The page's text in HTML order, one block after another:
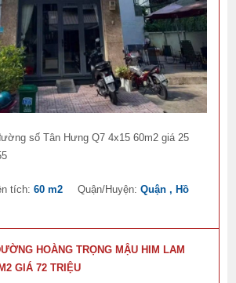
số Tân Hưng Q7 4x15 60m2 giá 25
tích:60 m2 Quận/Huyện:Quận , Hồ
HOÀNG TRỌNG MẬU HIM LAM
GIÁ 72 TRIỆU